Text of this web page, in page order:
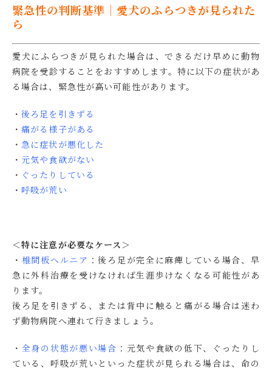
緊急性の判断基準｜愛犬のふらつきが見られた
ら
愛犬にふらつきが見られた場合は、できるだけ早めに動物
病院を受診することをおすすめします。特に以下の症状があ
る場合は、緊急性が高い可能性があります。
・後ろ足を引きずる
・痛がる様子がある
・ 急に症状が悪化した
・ 元気や食欲がない
・ ぐったりしている
・ 呼吸が荒い
＜特に注意が必要なケース＞
・ 椎間板ヘルニア ：後ろ足が完全に麻痺している場合、早
急に外科治療を受けなければ生涯歩けなくなる可能性があ
ります。
後ろ足を引きずる、または背中に触ると痛がる場合は迷わ
ず動物病院へ連れて行きましょう。
・ 全身の状態が悪い場合 ：元気や食欲の低下、ぐったりし
ている、呼吸が荒いといった症状が見られる場合は、命の